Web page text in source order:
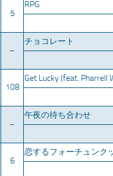
5
RPG
–
チョコレート
108
Get Lucky (feat. Pharrell
–
午夜の待ち合わせ
6
恋するフォーチュンク